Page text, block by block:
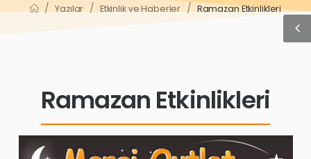
/ Yazılar / Etkinlik ve Haberler / Ramazan Etkinlikleri
Ramazan Etkinlikleri